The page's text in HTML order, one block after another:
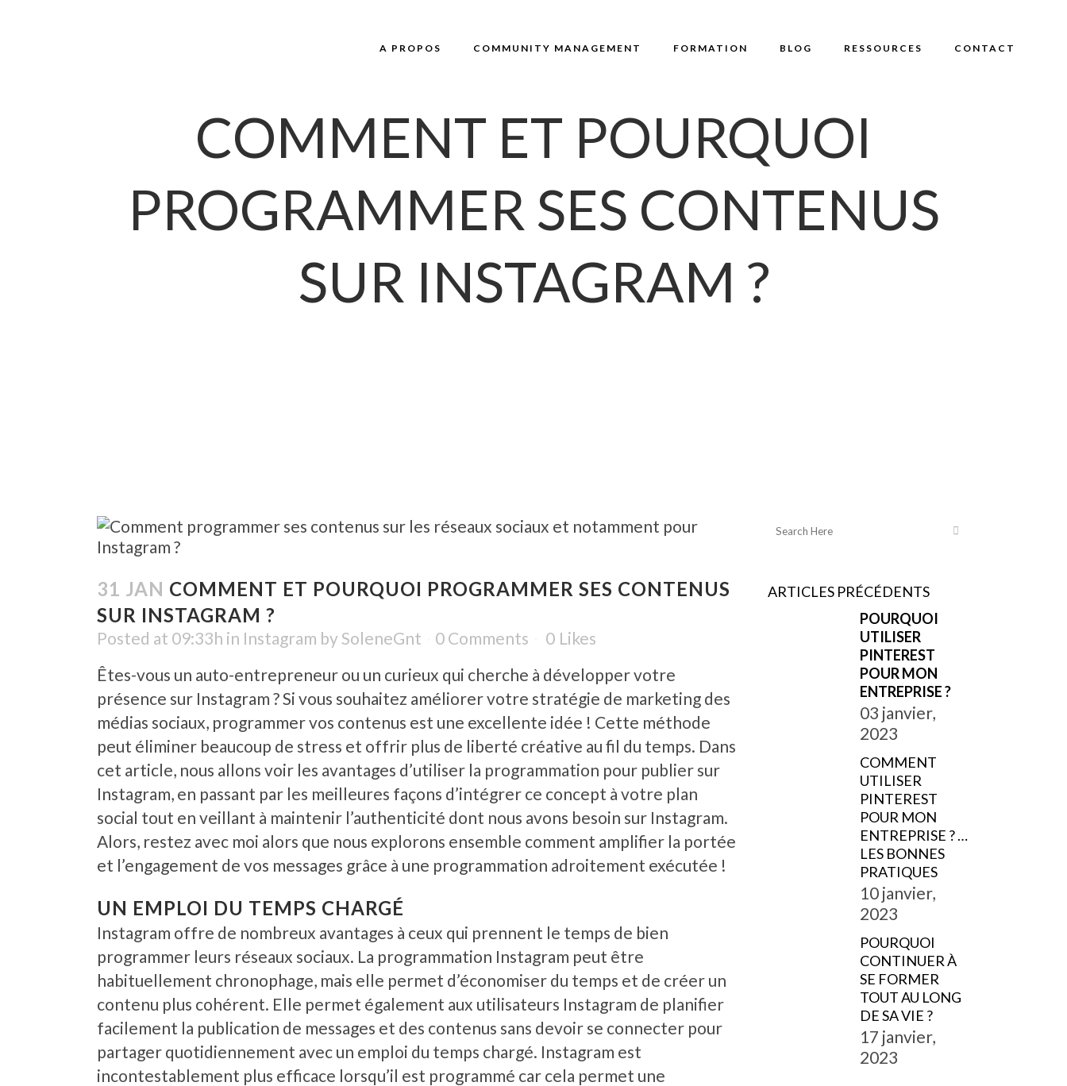
A PROPOS COMMUNITY MANAGEMENT FORMATION BLOG RESSOURCES CONTACT
COMMENT ET POURQUOI
PROGRAMMER SES CONTENUS
SUR INSTAGRAM ?
31 JAN COMMENT ET POURQUOI PROGRAMMER SES CONTENUS
SUR INSTAGRAM ?
Posted at 09:33h in Instagram by SoleneGnt 0 Comments 0 Likes
Êtes-vous un auto-entrepreneur ou un curieux qui cherche à développer votre
présence sur Instagram ? Si vous souhaitez améliorer votre stratégie de marketing des
médias sociaux, programmer vos contenus est une excellente idée ! Cette méthode
peut éliminer beaucoup de stress et offrir plus de liberté créative au fil du temps. Dans
cet article, nous allons voir les avantages d’utiliser la programmation pour publier sur
Instagram, en passant par les meilleures façons d’intégrer ce concept à votre plan
social tout en veillant à maintenir l’authenticité dont nous avons besoin sur Instagram.
Alors, restez avec moi alors que nous explorons ensemble comment amplifier la portée
et l’engagement de vos messages grâce à une programmation adroitement exécutée !
UN EMPLOI DU TEMPS CHARGÉ
Instagram offre de nombreux avantages à ceux qui prennent le temps de bien
programmer leurs réseaux sociaux. La programmation Instagram peut être
habituellement chronophage, mais elle permet d’économiser du temps et de créer un
contenu plus cohérent. Elle permet également aux utilisateurs Instagram de planifier
facilement la publication de messages et des contenus sans devoir se connecter pour
partager quotidiennement avec un emploi du temps chargé. Instagram est
incontestablement plus efficace lorsqu’il est programmé car cela permet une
ARTICLES PRÉCÉDENTS
POURQUOI
UTILISER
PINTEREST
POUR MON
ENTREPRISE ?
03 janvier,
2023
COMMENT
UTILISER
PINTEREST
POUR MON
ENTREPRISE ? …
LES BONNES
PRATIQUES
10 janvier,
2023
POURQUOI
CONTINUER À
SE FORMER
TOUT AU LONG
DE SA VIE ?
17 janvier,
2023